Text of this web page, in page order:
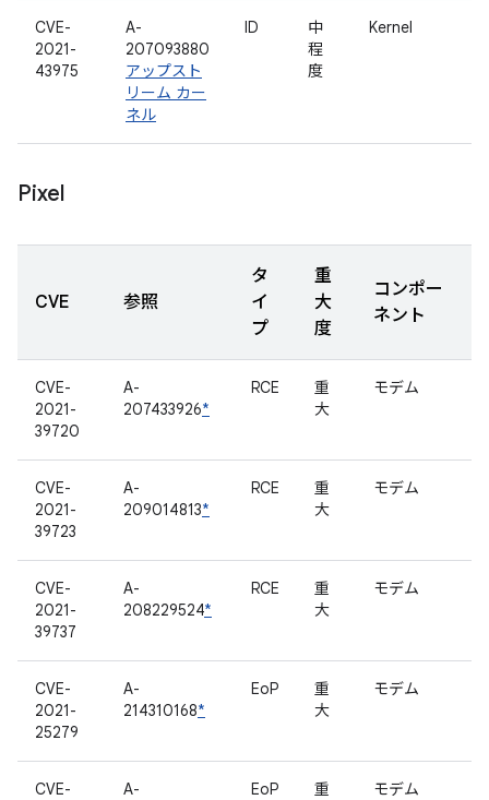
CVE-
2021-
43975
A-
207093880
アップスト
リーム カー
ネル
ID
中
程
度
Kernel
Pixel
CVE 参照
タ
イ
プ
重
大
度
コンポー
ネント
CVE-
2021-
39720
A-
207433926*
RCE
重
大
モデム
CVE-
2021-
39723
A-
209014813*
RCE
重
大
モデム
CVE-
2021-
39737
A-
208229524*
RCE
重
大
モデム
CVE-
2021-
25279
A-
214310168*
EoP
重
大
モデム
CVE-
A-
EoP
重
モデム